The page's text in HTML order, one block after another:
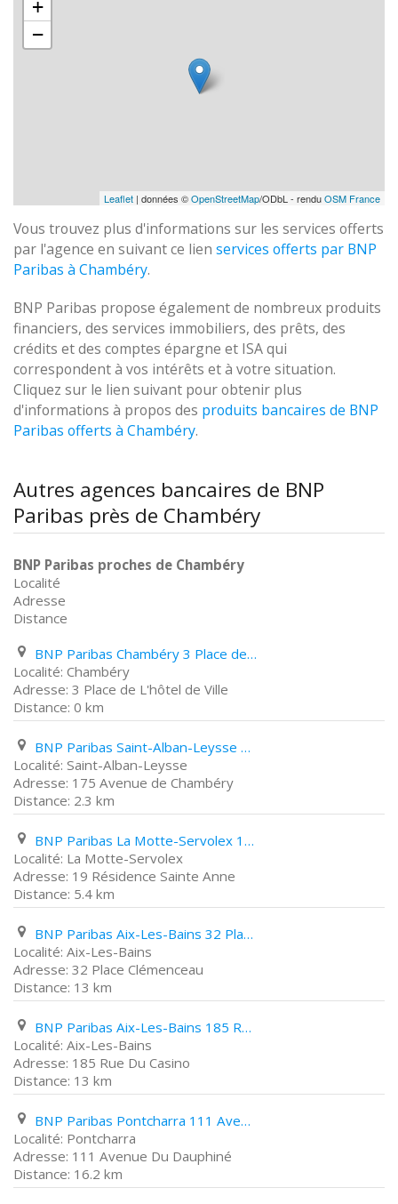
+
−
Leaflet | données ©OpenStreetMap/ODbL - renduOSM France
Vous trouvez plus d'informations sur les services offerts
par l'agence en suivant ce lien services offerts par BNP
Paribas à Chambéry.
BNP Paribas propose également de nombreux produits
financiers, des services immobiliers, des prêts, des
crédits et des comptes épargne et ISA qui
correspondent à vos intérêts et à votre situation.
Cliquez sur le lien suivant pour obtenir plus
d'informations à propos des produits bancaires de BNP
Paribas offerts à Chambéry.
Autres agences bancaires de BNP
Paribas près de Chambéry
BNP Paribas proches de Chambéry
Localité
Adresse
Distance
BNP Paribas Chambéry 3 Place de L'hôtel de Ville
Chambéry
3 Place de L'hôtel de Ville
0 km
BNP Paribas Saint-Alban-Leysse 175 Avenue de Chambéry
Saint-Alban-Leysse
175 Avenue de Chambéry
2.3 km
BNP Paribas La Motte-Servolex 19 Résidence Sainte Anne
La Motte-Servolex
19 Résidence Sainte Anne
5.4 km
BNP Paribas Aix-Les-Bains 32 Place Clémenceau
Aix-Les-Bains
32 Place Clémenceau
13 km
BNP Paribas Aix-Les-Bains 185 Rue Du Casino
Aix-Les-Bains
185 Rue Du Casino
13 km
BNP Paribas Pontcharra 111 Avenue Du Dauphiné
Pontcharra
111 Avenue Du Dauphiné
16.2 km